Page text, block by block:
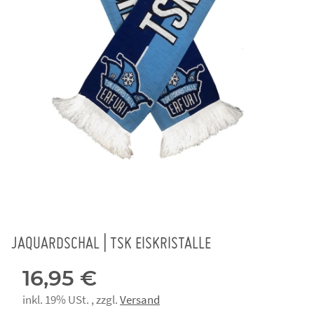
JAQUARDSCHAL | TSK EISKRISTALLE
16,95 €
inkl. 19% USt. , zzgl.Versand